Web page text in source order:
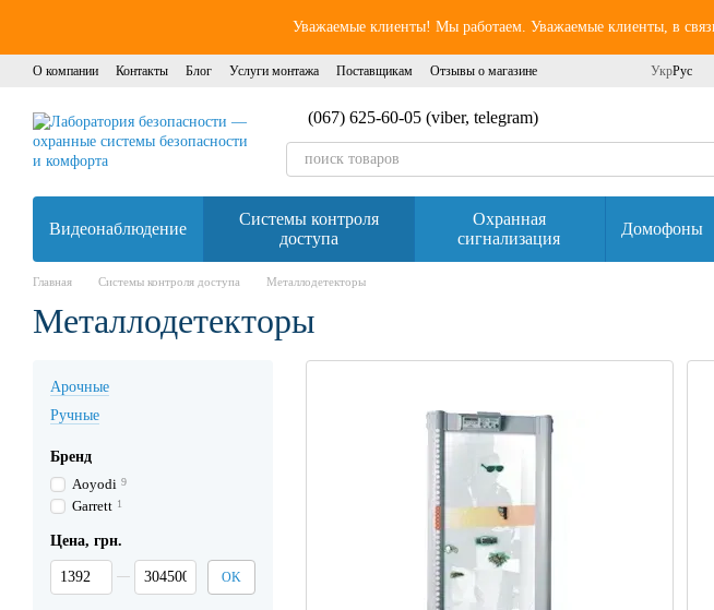
Уважаемые клиенты! Мы работаем. Уважаемые клиенты, в
О компании Контакты Блог Услуги монтажа Поставщикам Отзывы о магазине УкрРус
(067) 625-60-05 (viber, telegram)
Видеонаблюдение
Системы контроля
доступа
Охранная
сигнализация
Домофоны
Главная Системы контроля доступа Металлодетекторы
Металлодетекторы
Арочные
Ручные
Бренд
Aoyodi 9
Garrett 1
Цена, грн.
От Цена, грн.
До Цена, грн.
OK